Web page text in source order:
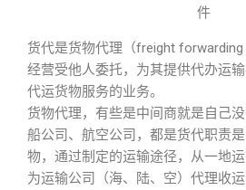
件
货代是货物代理（freight
经营受他人委托，为其提供代办运输
代运货物服务的业务。
货物代理，有些是中间商就是自己
船公司、航空公司，都是货代职责
物，通过制定的运输途径，从一地运
为运输公司（海、陆、空）代理收运